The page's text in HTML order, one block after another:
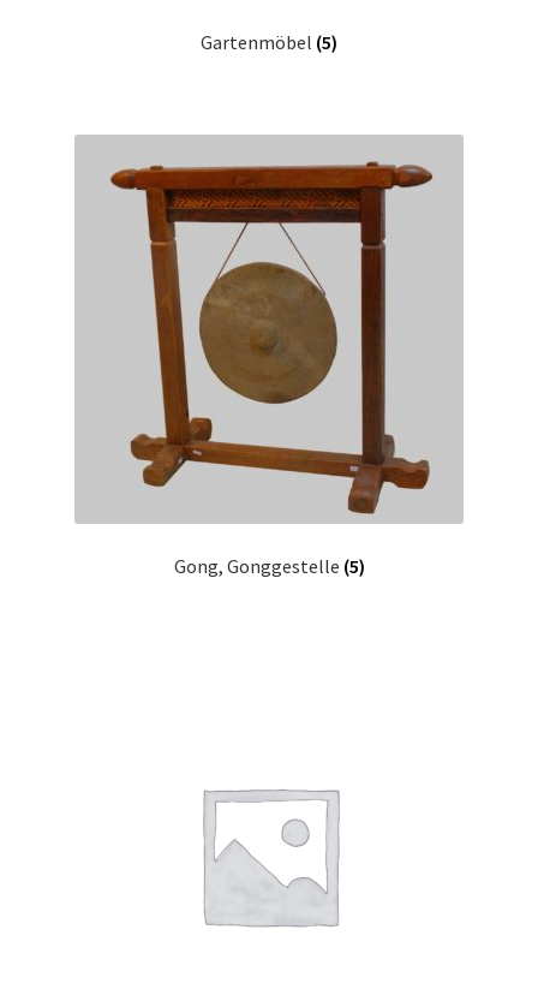
Gartenmöbel (5)
Gong, Gonggestelle (5)